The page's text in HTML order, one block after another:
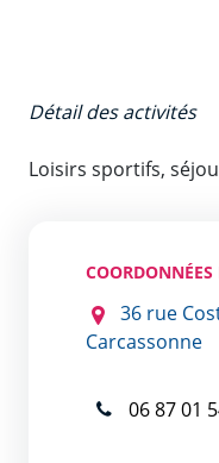
Détail des activités
Loisirs sportifs,
36 rue
Carcassonne
06 87 01